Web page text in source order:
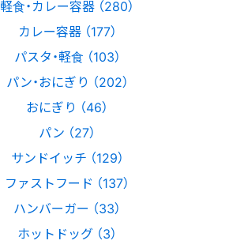
軽食・カレー容器 （280）
カレー容器 （177）
パスタ・軽食 （103）
パン・おにぎり （202）
おにぎり （46）
パン （27）
サンドイッチ （129）
ファストフード （137）
ハンバーガー （33）
ホットドッグ （3）